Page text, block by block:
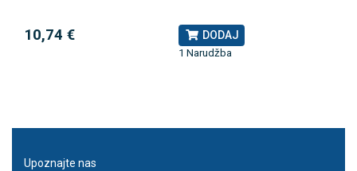
10,74 € DODAJ
1 Narudžba
Upoznajte nas